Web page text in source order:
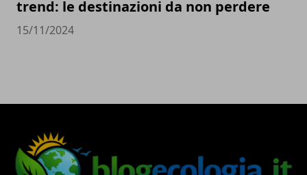
trend: le destinazioni da non perdere
15/11/2024